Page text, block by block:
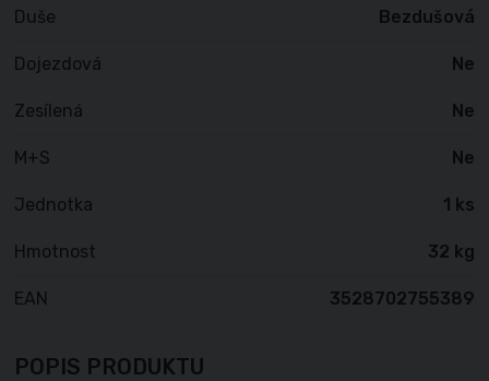
Duše Bezdušová
Dojezdová Ne
Zesílená Ne
M+S Ne
Jednotka 1 ks
Hmotnost 32 kg
EAN 3528702755389
POPIS PRODUKTU